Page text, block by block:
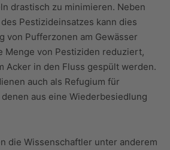
drastisch zu minimieren. Neben
Pestizideinsatzes kann dies
von Pufferzonen am Gewässer
Menge von Pestiziden reduziert,
Acker in den Fluss gespült werden.
auch als Refugium für
aus eine Wiederbesiedlung
die Wissenschaftler unter anderem